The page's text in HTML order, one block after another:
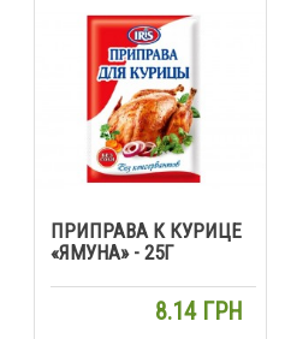
ПРИПРАВА К КУРИЦЕ
«ЯМУНА» - 25Г
8.14 ГРН